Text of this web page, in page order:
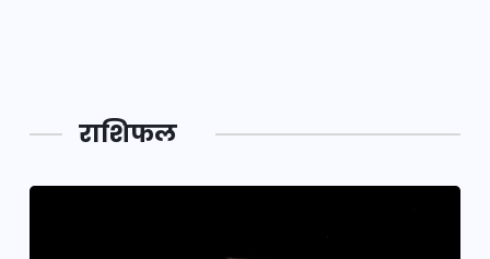
राशिफल